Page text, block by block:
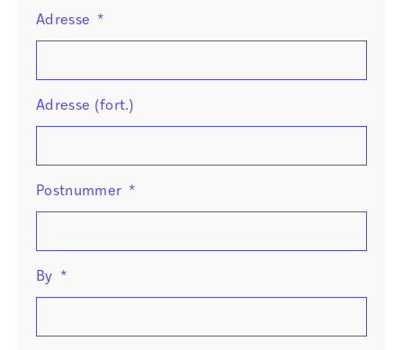
Adresse *
Adresse (fort.)
Postnummer *
By *